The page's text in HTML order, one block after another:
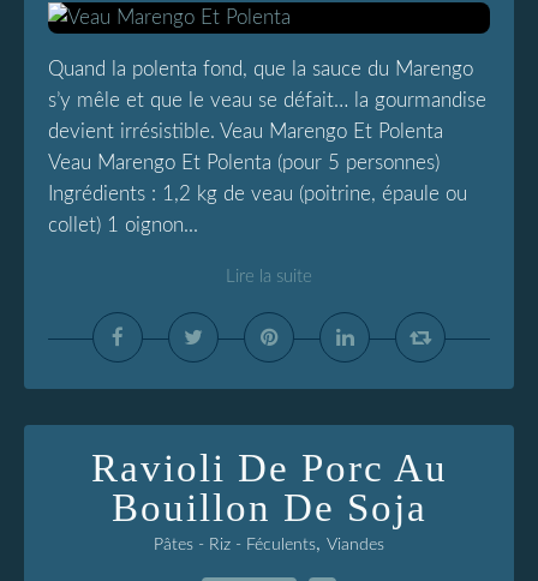
Quand la polenta fond, que la sauce du Marengo
s’y mêle et que le veau se défait… la gourmandise
devient irrésistible. Veau Marengo Et Polenta
Veau Marengo Et Polenta (pour 5 personnes)
Ingrédients : 1,2 kg de veau (poitrine, épaule ou
collet) 1 oignon...
Lire la suite
Ravioli De Porc Au
Bouillon De Soja
Pâtes - Riz - Féculents, Viandes